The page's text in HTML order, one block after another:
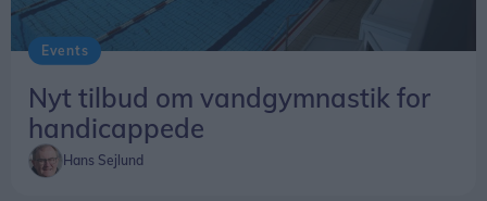
Events
Nyt tilbud om vandgymnastik for
handicappede
Hans Sejlund